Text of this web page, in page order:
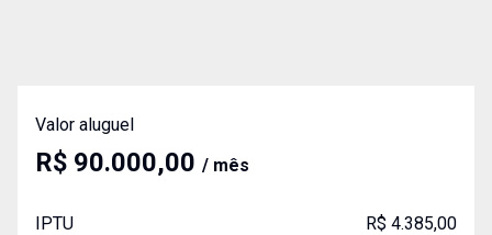
Valor aluguel
R$ 90.000,00 / mês
IPTU R$ 4.385,00